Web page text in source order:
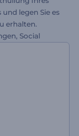
legen Sie es
erhalten.
Social
aus!